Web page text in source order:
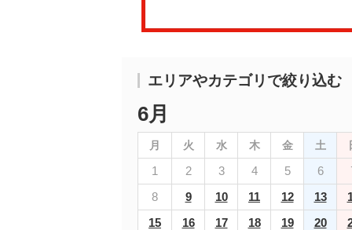
エリアやカテゴリで絞り込む
6月
月 火 水 木 金 土
1 2 3 4 5 6
8
9 10 11 12 13
15
16 17 18 19 20